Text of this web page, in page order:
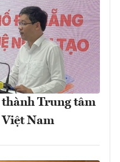
Trung tâm
Việt Nam